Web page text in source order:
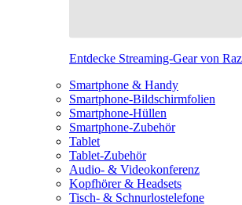
Entdecke Streaming-Gear von
Smartphone & Handy
Smartphone-Bildschirmfolien
Smartphone-Hüllen
Smartphone-Zubehör
Tablet
Tablet-Zubehör
Audio- & Videokonferenz
Kopfhörer & Headsets
Tisch- & Schnurlostelefone